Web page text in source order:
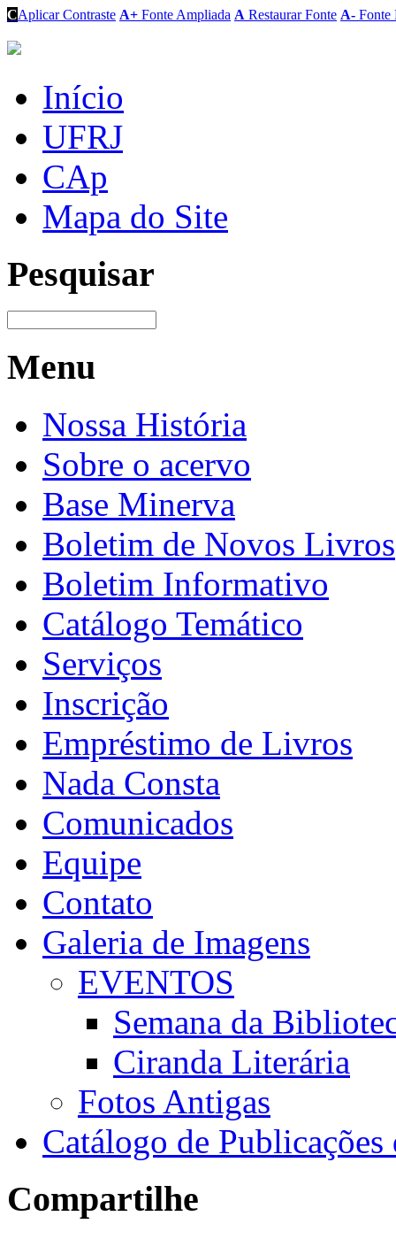
CAplicar Contraste A+ Fonte Ampliada A Restaurar Fonte A- Fonte
Início
UFRJ
CAp
Mapa do Site
Pesquisar
Menu
Nossa História
Sobre o acervo
Base Minerva
Boletim de Novos Livros
Boletim Informativo
Catálogo Temático
Serviços
Inscrição
Empréstimo de Livros
Nada Consta
Comunicados
Equipe
Contato
Galeria de Imagens
EVENTOS
Semana da
Ciranda Literária
Fotos Antigas
Catálogo de
Compartilhe